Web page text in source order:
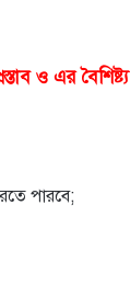
ও এর বৈশিষ্ট্য
পারবে;